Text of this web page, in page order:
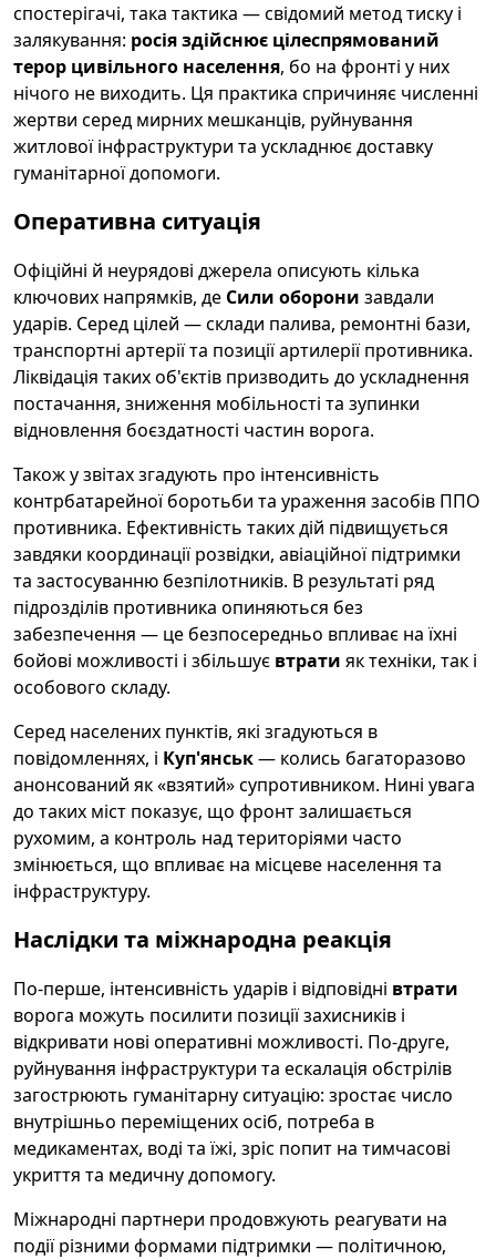
спостерігачі, така тактика — свідомий метод тиску і
залякування: росія здійснює цілеспрямований
терор цивільного населення, бо на фронті у них
нічого не виходить. Ця практика спричиняє численні
жертви серед мирних мешканців, руйнування
житлової інфраструктури та ускладнює доставку
гуманітарної допомоги.
Оперативна ситуація
Офіційні й неурядові джерела описують кілька
ключових напрямків, де Сили оборони завдали
ударів. Серед цілей — склади палива, ремонтні бази,
транспортні артерії та позиції артилерії противника.
Ліквідація таких об'єктів призводить до ускладнення
постачання, зниження мобільності та зупинки
відновлення боєздатності частин ворога.
Також у звітах згадують про інтенсивність
контрбатарейної боротьби та ураження засобів ППО
противника. Ефективність таких дій підвищується
завдяки координації розвідки, авіаційної підтримки
та застосуванню безпілотників. В результаті ряд
підрозділів противника опиняються без
забезпечення — це безпосередньо впливає на їхні
бойові можливості і збільшує втрати як техніки, так і
особового складу.
Серед населених пунктів, які згадуються в
повідомленнях, і Куп'янськ— колись багаторазово
анонсований як «взятий» супротивником. Нині увага
до таких міст показує, що фронт залишається
рухомим, а контроль над територіями часто
змінюється, що впливає на місцеве населення та
інфраструктуру.
Наслідки та міжнародна реакція
По-перше, інтенсивність ударів і відповідні втрати
ворога можуть посилити позиції захисників і
відкривати нові оперативні можливості. По-друге,
руйнування інфраструктури та ескалація обстрілів
загострюють гуманітарну ситуацію: зростає число
внутрішньо переміщених осіб, потреба в
медикаментах, воді та їжі, зріс попит на тимчасові
укриття та медичну допомогу.
Міжнародні партнери продовжують реагувати на
події різними формами підтримки — політичною,